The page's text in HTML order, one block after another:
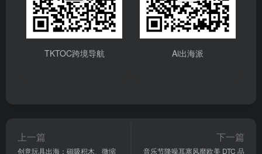
TKTOC跨境导航 Ai出海派
上一篇
创意玩具出海：磁吸积木、微缩
下一篇
音乐节降噪耳塞风靡欧美 DTC 品